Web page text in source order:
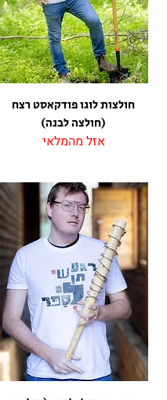
חולצות לוגו פודקאסט רצח
(חולצה לבנה)
אזל מהמלאי